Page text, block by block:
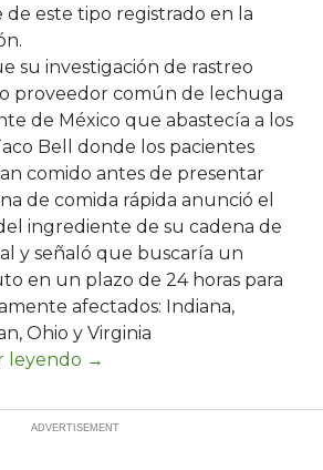
de este tipo registrado en la
su investigación de rastreo
proveedor común de lechuga
de México que abastecía a los
Bell donde los pacientes
comido antes de presentar
de comida rápida anunció el
ingrediente de su cadena de
y señaló que buscaría un
en un plazo de 24 horas para
afectados: Indiana,
Ohio y Virginia